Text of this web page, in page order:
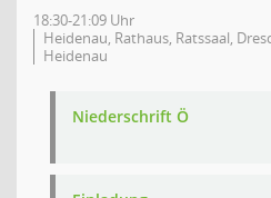
18:30-21:09 Uhr
Heidenau, Rathaus, Ratssaal,
Heidenau
Niederschrift Ö